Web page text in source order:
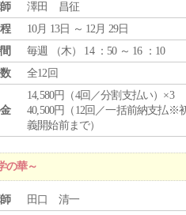
澤田 昌征
10月 13日 ～ 12月 29日
毎週 （木） 14 ：50 ～ 16 ：10
全12回
14,580円（4回／分割支払い）×3
40,500円（12回／一括前納支払※
義開始前まで）
の華～
田口 清一